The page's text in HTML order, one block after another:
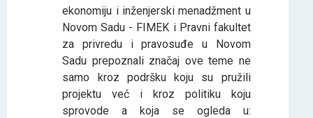
ekonomiju i inženjerski menadžment u
Novom Sadu - FIMEK i Pravni fakultet
za privredu i pravosuđe u Novom
Sadu prepoznali značaj ove teme ne
samo kroz podršku koju su pružili
projektu već i kroz politiku koju
sprovode a koja se ogleda u: